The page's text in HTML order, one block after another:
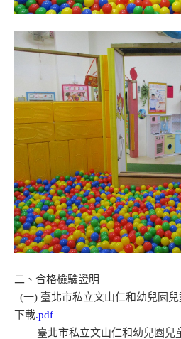
二、合格檢驗證明
(一) 臺北市私立文山仁和幼兒園
下載.pdf
臺北市私立文山仁和幼兒園兒